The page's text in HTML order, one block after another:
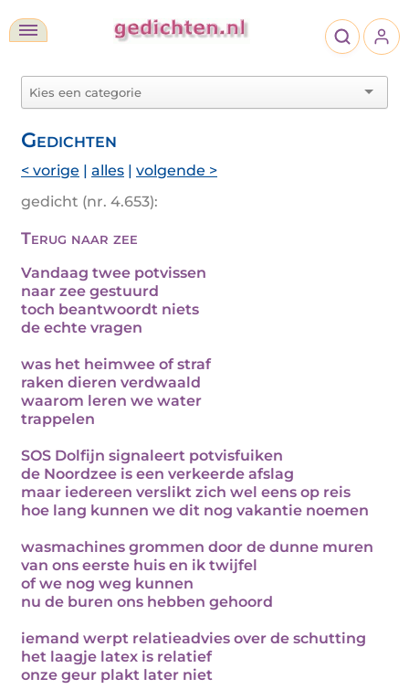
Gedichten
< vorige | alles | volgende >
gedicht (nr. 4.653):
Terug naar zee
Vandaag twee potvissen
naar zee gestuurd
toch beantwoordt niets
de echte vragen
was het heimwee of straf
raken dieren verdwaald
waarom leren we water
trappelen
SOS Dolfijn signaleert potvisfuiken
de Noordzee is een verkeerde afslag
maar iedereen verslikt zich wel eens op reis
hoe lang kunnen we dit nog vakantie noemen
wasmachines grommen door de dunne muren
van ons eerste huis en ik twijfel
of we nog weg kunnen
nu de buren ons hebben gehoord
iemand werpt relatieadvies over de schutting
het laagje latex is relatief
onze geur plakt later niet